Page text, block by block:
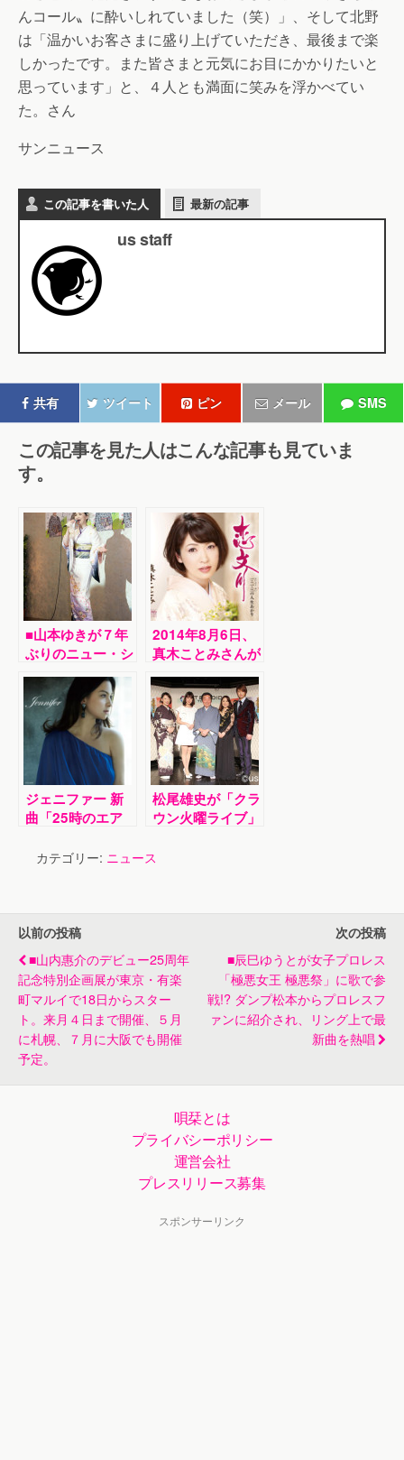
んコール〟に酔いしれていました（笑）」、そして北野
は「温かいお客さまに盛り上げていただき、最後まで楽
しかったです。また皆さまと元気にお目にかかりたいと
思っています」と、４人とも満面に笑みを浮かべてい
た。さん
サンニュース
この記事を書いた人 最新の記事
us staff
共有 ツイート ピン メール SMS
この記事を見た人はこんな記事も見ていま
す。
■山本ゆきが７年
ぶりのニュー・シ
ングル「あすなろ
峠」発売。新曲発
表会に作詞家・高
橋直人さん、作曲
家・宮下健治さん
もお祝いに
2014年8月6日、
真木ことみさんが
新曲を発売しまし
た！
ジェニファー 新
曲「25時のエア
松尾雄史が「クラ
ウン火曜ライブ」
ムチャぶりに応え
カテゴリー: ニュース
以前の投稿
■山内惠介のデビュー25周年
記念特別企画展が東京・有楽
町マルイで18日からスター
ト。来月４日まで開催、５月
に札幌、７月に大阪でも開催
予定。
次の投稿
■辰巳ゆうとが女子プロレス
「極悪女王 極悪祭」に歌で参
戦!? ダンプ松本からプロレスフ
ァンに紹介され、リング上で最
新曲を熱唱
唄栞とは
プライバシーポリシー
運営会社
プレスリリース募集
スポンサーリンク